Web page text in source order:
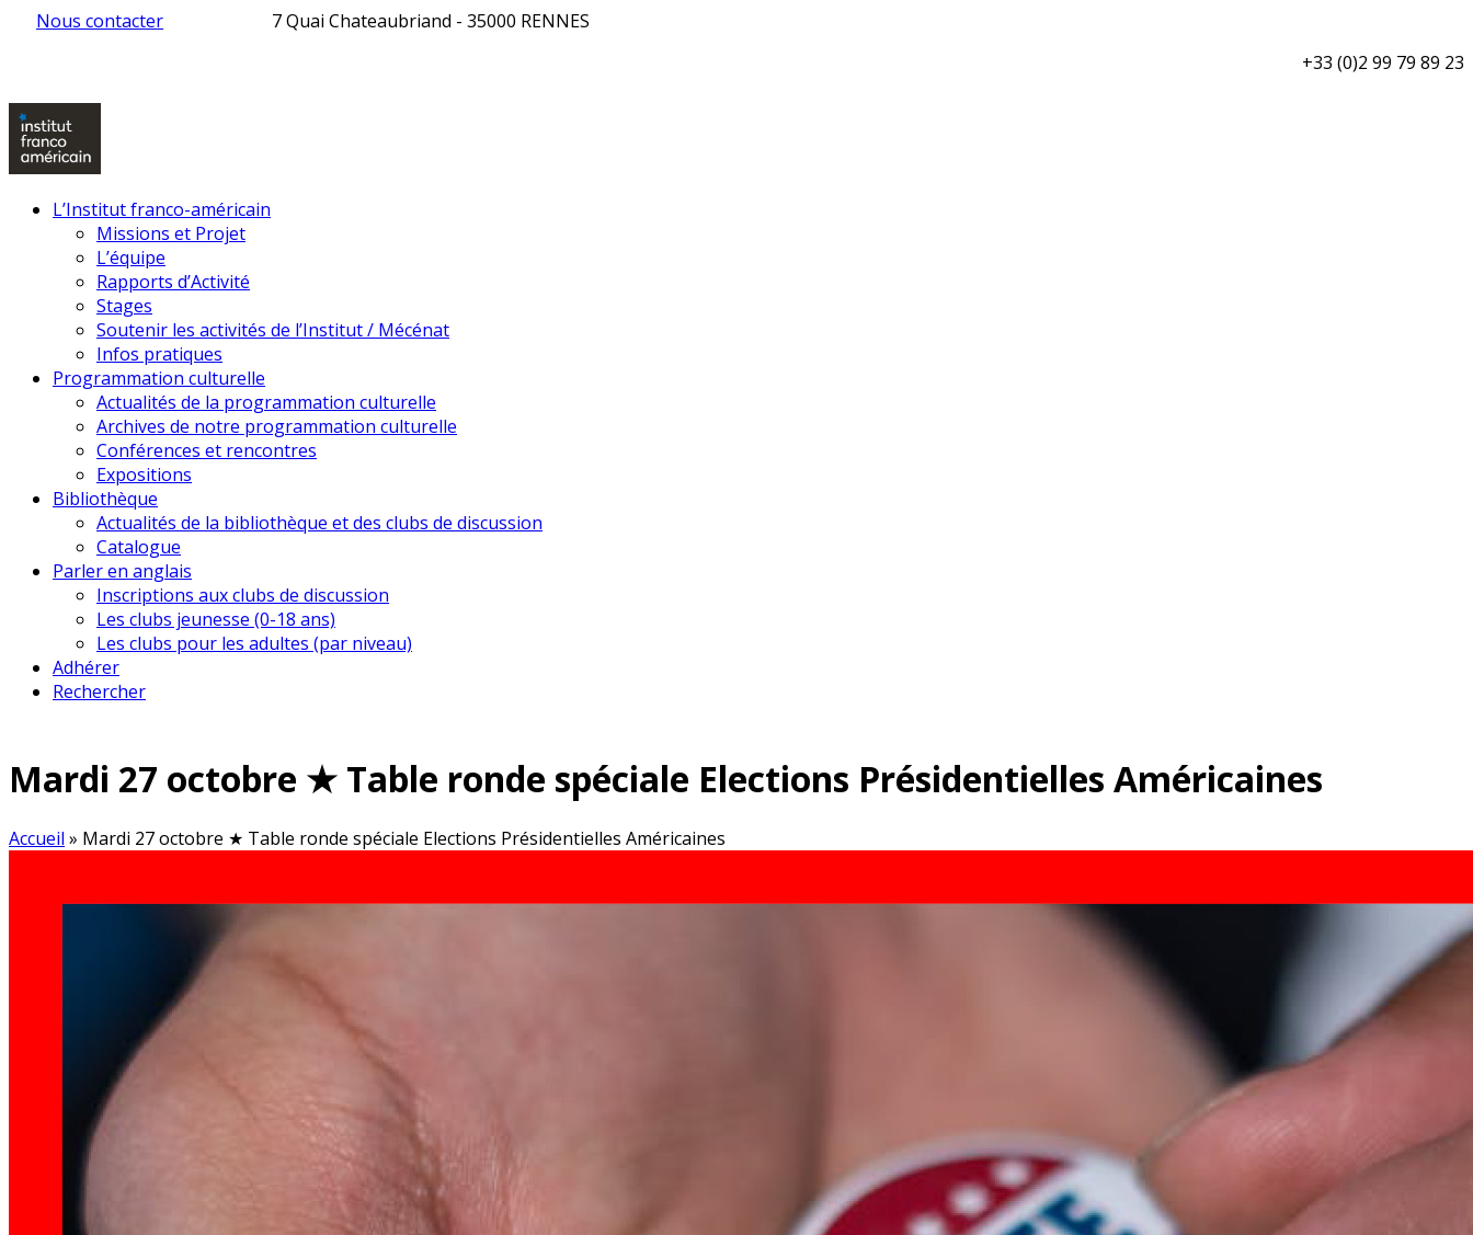
Nous contacter
7 Quai Chateaubriand - 35000 RENNES
+33 (0)2 99 79 89 23
L’Institut franco-américain
Missions et Projet
L’équipe
Rapports d’Activité
Stages
Soutenir les activités de l’Institut / Mécénat
Infos pratiques
Programmation culturelle
Actualités de la programmation culturelle
Archives de notre programmation culturelle
Conférences et rencontres
Expositions
Bibliothèque
Actualités de la bibliothèque et des clubs de discussion
Catalogue
Parler en anglais
Inscriptions aux clubs de discussion
Les clubs jeunesse (0-18 ans)
Les clubs pour les adultes (par niveau)
Adhérer
Rechercher
Mardi 27 octobre ★ Table ronde spéciale Elections Présidentielles Américaines
Accueil » Mardi 27 octobre ★ Table ronde spéciale Elections Présidentielles Américaines